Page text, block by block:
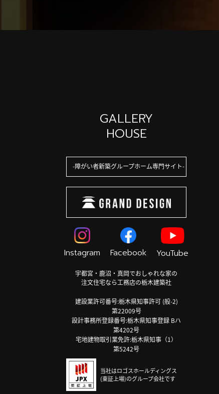
GALLERY
HOUSE
障がい者新築グループホーム専門サイト
Instagram Facebook YouTube
宇都宮・鹿沼・真岡でおしゃれな家の
注文住宅なら工務店の栃木建築社
建設業許可番号:栃木県知事許可 (般-2)
第22009号
設計事務所登録番号:栃木県知事登録 Bハ
第4202号
宅地建物取引業免許:栃木県知事（1）
第5242号
当社はロゴスホールディングス
(東証上場)のグループ会社です